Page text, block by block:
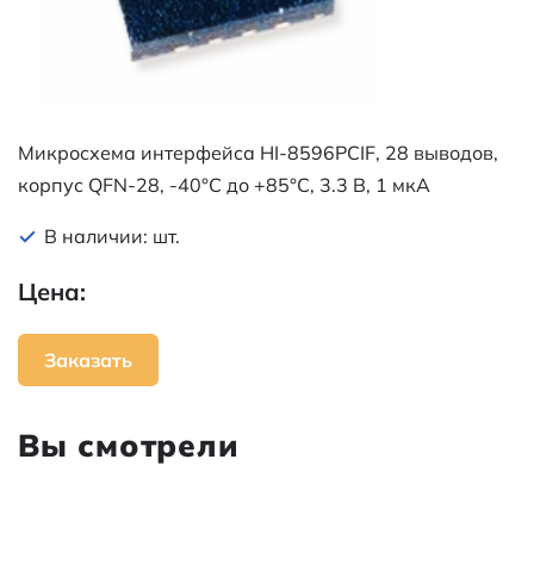
Микросхема интерфейса HI-8596PCIF, 28 выводов,
корпус QFN-28, -40°C до +85°C, 3.3 В, 1 мкА
В наличии: шт.
Цена:
Заказать
Вы смотрели